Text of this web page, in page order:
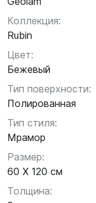
Коллекция:
Rubin
Цвет:
Бежевый
Тип поверхности:
Полированная
Тип стиля:
Мрамор
Размер:
60 X 120 см
Толщина: